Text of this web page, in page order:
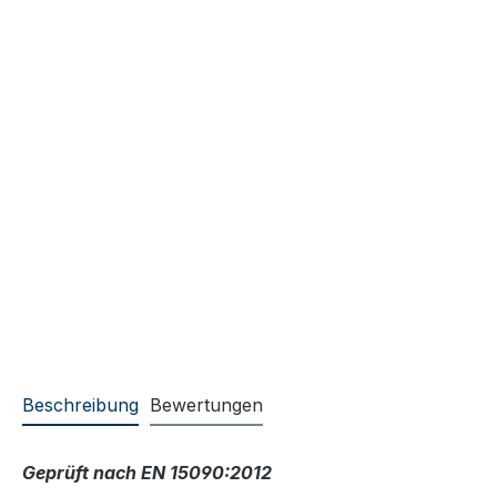
Beschreibung Bewertungen
Geprüft nach EN 15090:2012